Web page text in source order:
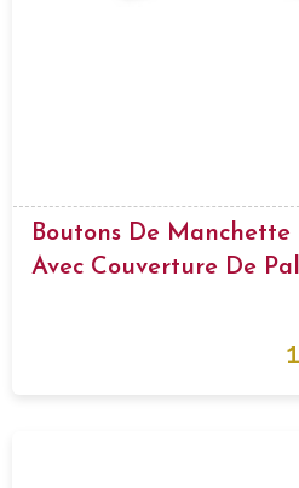
Boutons De
Avec Couverture De